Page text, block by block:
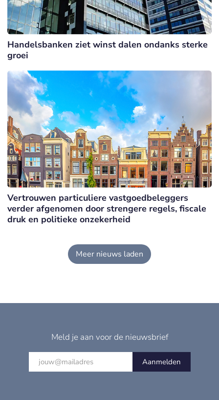
Handelsbanken ziet winst dalen ondanks sterke
groei
Vertrouwen particuliere vastgoedbeleggers
verder afgenomen door strengere regels, fiscale
druk en politieke onzekerheid
Meer nieuws laden
Meld je aan voor de nieuwsbrief
Aanmelden